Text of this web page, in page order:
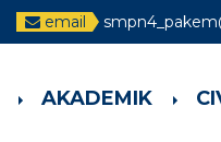
email
AKADEMIK